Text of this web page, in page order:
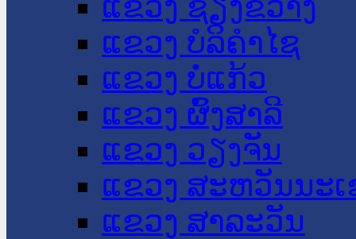
ແຂວງ ບໍລິຄໍາໄຊ
ແຂວງ ບໍ່ແກ້ວ
ແຂວງ ຜົ້ງສາລີ
ແຂວງ ວຽງຈັນ
ແຂວງ ສະຫວັນນະ
ແຂວງ ສາລະວັນ